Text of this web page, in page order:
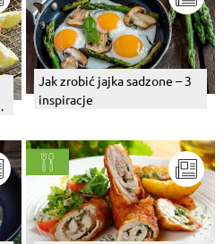
Jak zrobić jajka sadzone – 3
inspiracje